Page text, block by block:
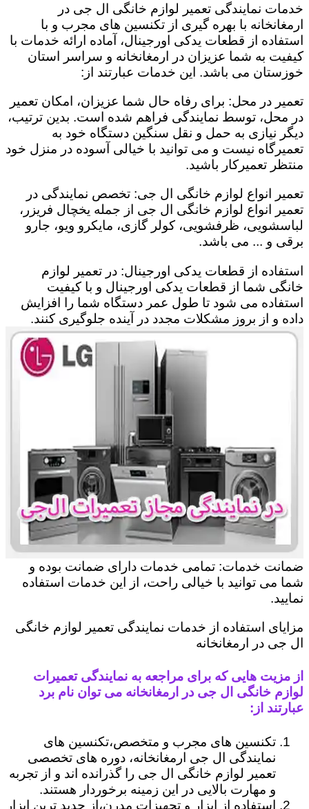
خدمات نمایندگی تعمیر لوازم خانگی ال جی در
ارمغانخانه با بهره گیری از تکنسین های مجرب و با
استفاده از قطعات یدکی اورجینال، آماده ارائه خدمات با
کیفیت به شما عزیزان در ارمغانخانه و سراسر استان
خوزستان می باشد. این خدمات عبارتند از:
تعمیر در محل: برای رفاه حال شما عزیزان، امکان تعمیر
در محل، توسط نمایندگی فراهم شده است. بدین ترتیب،
دیگر نیازی به حمل و نقل سنگین دستگاه خود به
تعمیرگاه نیست و می توانید با خیالی آسوده در منزل خود
منتظر تعمیرکار باشید.
تعمیر انواع لوازم خانگی ال جی: تخصص نمایندگی در
تعمیر انواع لوازم خانگی ال جی از جمله یخچال فریزر،
لباسشویی، ظرفشویی، کولر گازی، مایکرو ویو، جارو
برقی و ... می باشد.
استفاده از قطعات یدکی اورجینال: در تعمیر لوازم
خانگی شما از قطعات یدکی اورجینال و با کیفیت
استفاده می شود تا طول عمر دستگاه شما را افزایش
داده و از بروز مشکلات مجدد در آینده جلوگیری کنند.
ضمانت خدمات: تمامی خدمات دارای ضمانت بوده و
شما می توانید با خیالی راحت، از این خدمات استفاده
نمایید.
مزایای استفاده از خدمات نمایندگی تعمیر لوازم خانگی
ال جی در ارمغانخانه
از مزیت هایی که برای مراجعه به نمایندگی تعمیرات
لوازم خانگی ال جی در ارمغانخانه می توان نام برد
عبارتند از:
تکنسین های مجرب و متخصص،تکنسین های
نمایندگی ال جی ارمغانخانه، دوره های تخصصی
تعمیر لوازم خانگی ال جی را گذرانده اند و از تجربه
و مهارت بالایی در این زمینه برخوردار هستند.
استفاده از ابزار و تجهیزات مدرن،از جدید ترین ابزار